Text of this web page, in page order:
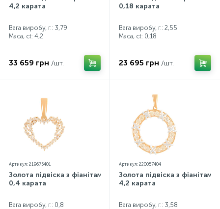
4,2 карата
Вага виробу, г.: 3,79
Маса, ct: 4,2
33 659 грн /шт.
0,18 карата
Вага виробу, г.: 2,55
Маса, ct: 0,18
23 695 грн /шт.
Артикул: 219675401
Золота підвіска з фіанітами
0,4 карата
Вага виробу, г.: 0,8
Артикул: 220057404
Золота підвіска з фіанітами
4,2 карата
Вага виробу, г.: 3,58